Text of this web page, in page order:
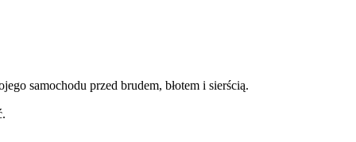
samochodu przed brudem, błotem i sierścią.